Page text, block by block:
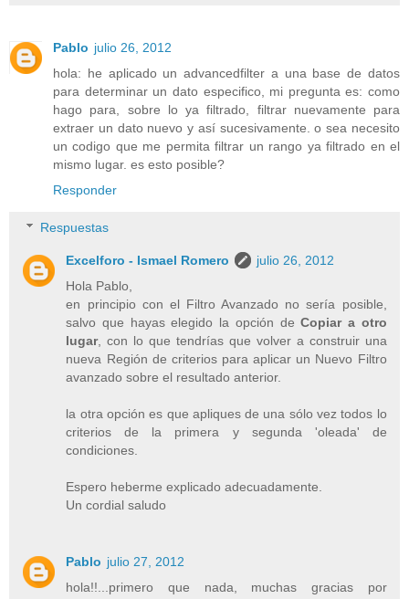
Pablo julio 26, 2012
hola: he aplicado un advancedfilter a una base de datos
para determinar un dato especifico, mi pregunta es: como
hago para, sobre lo ya filtrado, filtrar nuevamente para
extraer un dato nuevo y así sucesivamente. o sea necesito
un codigo que me permita filtrar un rango ya filtrado en el
mismo lugar. es esto posible?
Responder
Respuestas
Excelforo - Ismael Romero
julio 26, 2012
Hola Pablo,
en principio con el Filtro Avanzado no sería posible,
salvo que hayas elegido la opción deCopiar a otro
lugar, con lo que tendrías que volver a construir una
nueva Región de criterios para aplicar un Nuevo Filtro
avanzado sobre el resultado anterior.
la otra opción es que apliques de una sólo vez todos lo
criterios de la primera y segunda 'oleada' de
condiciones.
Espero heberme explicado adecuadamente.
Un cordial saludo
Pablo julio 27, 2012
hola!!...primero que nada, muchas gracias por